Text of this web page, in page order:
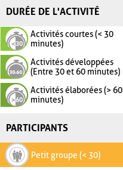
DURÉE DE L'ACTIVITÉ
Activités courtes (< 30
minutes)
Activités développées
(Entre 30 et 60 minutes)
Activités élaborées (> 60
minutes)
PARTICIPANTS
Petit groupe (< 30)